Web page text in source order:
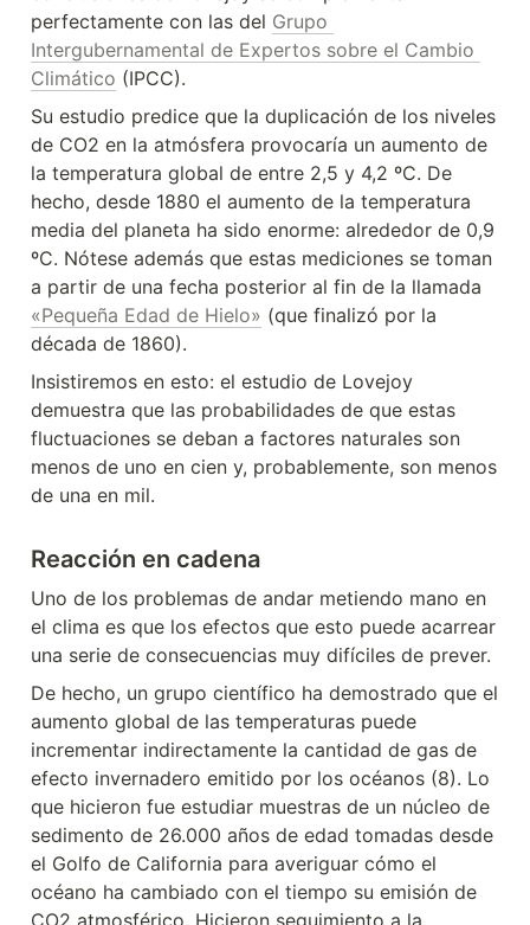
perfectamente con las del Grupo
Intergubernamental de Expertos sobre el Cambio
Climático (IPCC).
Su estudio predice que la duplicación de los niveles
de CO2 en la atmósfera provocaría un aumento de
la temperatura global de entre 2,5 y 4,2 ºC. De
hecho, desde 1880 el aumento de la temperatura
media del planeta ha sido enorme: alrededor de 0,9
ºC. Nótese además que estas mediciones se toman
«Pequeña Edad de Hielo» (que finalizó por la
década de 1860).
Insistiremos en esto: el estudio de Lovejoy
demuestra que las probabilidades de que estas
fluctuaciones se deban a factores naturales son
menos de uno en cien y, probablemente, son menos
de una en mil.
Reacción en cadena
Uno de los problemas de andar metiendo mano en
el clima es que los efectos que esto puede acarrear
una serie de consecuencias muy difíciles de prever.
De hecho, un grupo científico ha demostrado que el
aumento global de las temperaturas puede
incrementar indirectamente la cantidad de gas de
efecto invernadero emitido por los océanos (8). Lo
que hicieron fue estudiar muestras de un núcleo de
sedimento de 26.000 años de edad tomadas desde
el Golfo de California para averiguar cómo el
océano ha cambiado con el tiempo su emisión de
CO2 atmosférico. Hicieron seguimiento a la